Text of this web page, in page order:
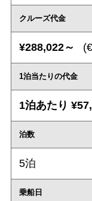
クルーズ代金
¥288,022～
1泊当たりの代金
1泊あたり
泊数
5泊
乗船日